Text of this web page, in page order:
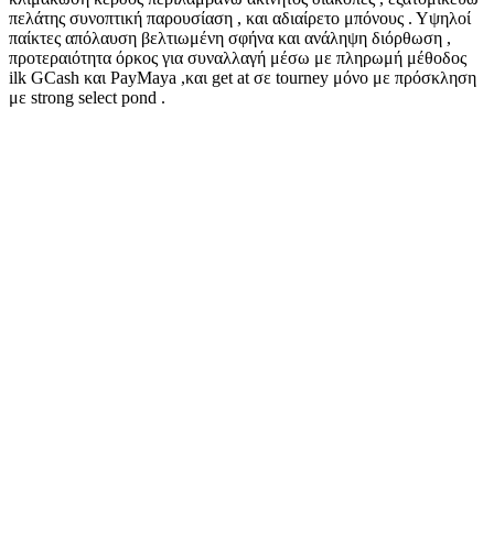
πελάτης συνοπτική παρουσίαση , και αδιαίρετο μπόνους . Υψηλοί
παίκτες απόλαυση βελτιωμένη σφήνα και ανάληψη διόρθωση ,
προτεραιότητα όρκος για συναλλαγή μέσω με πληρωμή μέθοδος
ilk GCash και PayMaya ,και get at σε tourney μόνο με πρόσκληση
με strong select pond .